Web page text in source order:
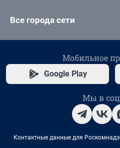
Все города сети
Мобильное
Google Play
Мы в
Контактные данные для